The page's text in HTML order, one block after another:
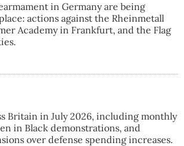
in Germany are being
actions against the Rheinmetall
Academy in Frankfurt, and the Flag
Britain in July 2026, including monthly
in Black demonstrations, and
over defense spending increases.